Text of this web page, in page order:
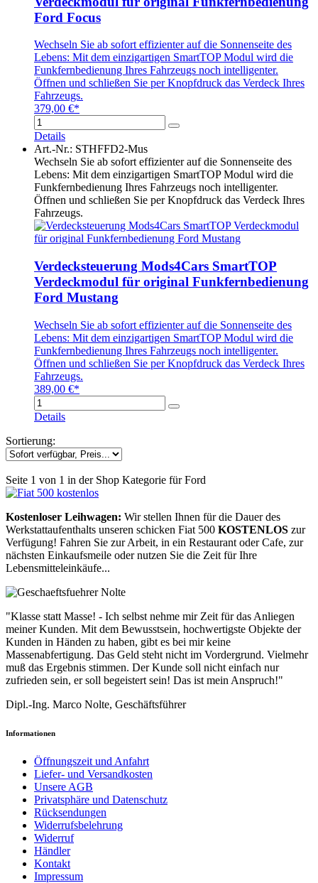
Ford Focus
Wechseln Sie ab sofort effizienter auf die Sonnenseite des
Lebens: Mit dem einzigartigen SmartTOP Modul wird die
Funkfernbedienung Ihres Fahrzeugs noch intelligenter.
Öffnen und schließen Sie per Knopfdruck das Verdeck Ihres
Fahrzeugs.
379,00 €*
Details
Art.-Nr.: STHFFD2-Mus
Wechseln Sie ab sofort effizienter auf die Sonnenseite des
Lebens: Mit dem einzigartigen SmartTOP Modul wird die
Funkfernbedienung Ihres Fahrzeugs noch intelligenter.
Öffnen und schließen Sie per Knopfdruck das Verdeck Ihres
Fahrzeugs.
Verdecksteuerung Mods4Cars SmartTOP
Verdeckmodul für original Funkfernbedienung
Ford Mustang
Wechseln Sie ab sofort effizienter auf die Sonnenseite des
Lebens: Mit dem einzigartigen SmartTOP Modul wird die
Funkfernbedienung Ihres Fahrzeugs noch intelligenter.
Öffnen und schließen Sie per Knopfdruck das Verdeck Ihres
Fahrzeugs.
389,00 €*
Details
Sortierung:
Seite 1 von 1 in der Shop Kategorie für Ford
Kostenloser Leihwagen: Wir stellen Ihnen für die Dauer des
Werkstattaufenthalts unseren schicken Fiat 500 KOSTENLOS zur
Verfügung! Fahren Sie zur Arbeit, in ein Restaurant oder Cafe, zur
nächsten Einkaufsmeile oder nutzen Sie die Zeit für Ihre
Lebensmitteleinkäufe...
"Klasse statt Masse! - Ich selbst nehme mir Zeit für das Anliegen
meiner Kunden. Mit dem Bewusstsein, hochwertigste Objekte der
Kunden in Händen zu haben, gibt es bei mir keine
Massenabfertigung. Das Geld steht nicht im Vordergrund. Vielmehr
muß das Ergebnis stimmen. Der Kunde soll nicht einfach nur
zufrieden sein, er soll begeistert sein! Das ist mein Anspruch!"
Dipl.-Ing. Marco Nolte, Geschäftsführer
Informationen
Öffnungszeit und Anfahrt
Liefer- und Versandkosten
Unsere AGB
Privatsphäre und Datenschutz
Rücksendungen
Widerrufsbelehrung
Widerruf
Händler
Kontakt
Impressum